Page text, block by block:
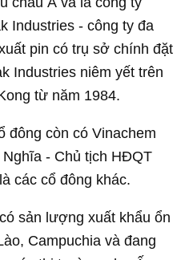
Industries - công ty đa
pin có trụ sở chính đặt
Industries niêm yết trên
từ năm 1984.
đông còn có Vinachem
- Chủ tịch HĐQT
các cổ đông khác.
sản lượng xuất khẩu ổn
Campuchia và đang